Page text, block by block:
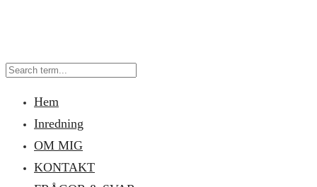
Hem
Inredning
OM MIG
KONTAKT